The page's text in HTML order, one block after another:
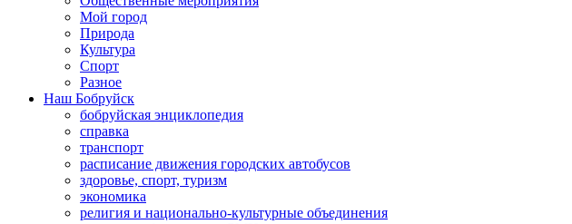
Мой город
Природа
Культура
Спорт
Разное
Наш Бобруйск
бобруйская энциклопедия
справка
транспорт
расписание движения городских автобусов
здоровье, спорт, туризм
экономика
религия и национально-культурные объединения